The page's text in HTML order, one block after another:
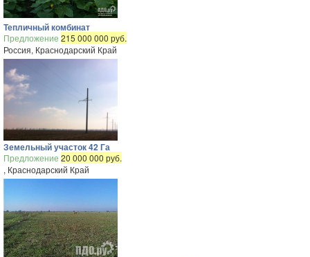
Тепличный комбинат
Предложение 215 000 000 руб.
Россия, Краснодарский Край
Земельный участок 42 Га
Предложение 20 000 000 руб.
, Краснодарский Край